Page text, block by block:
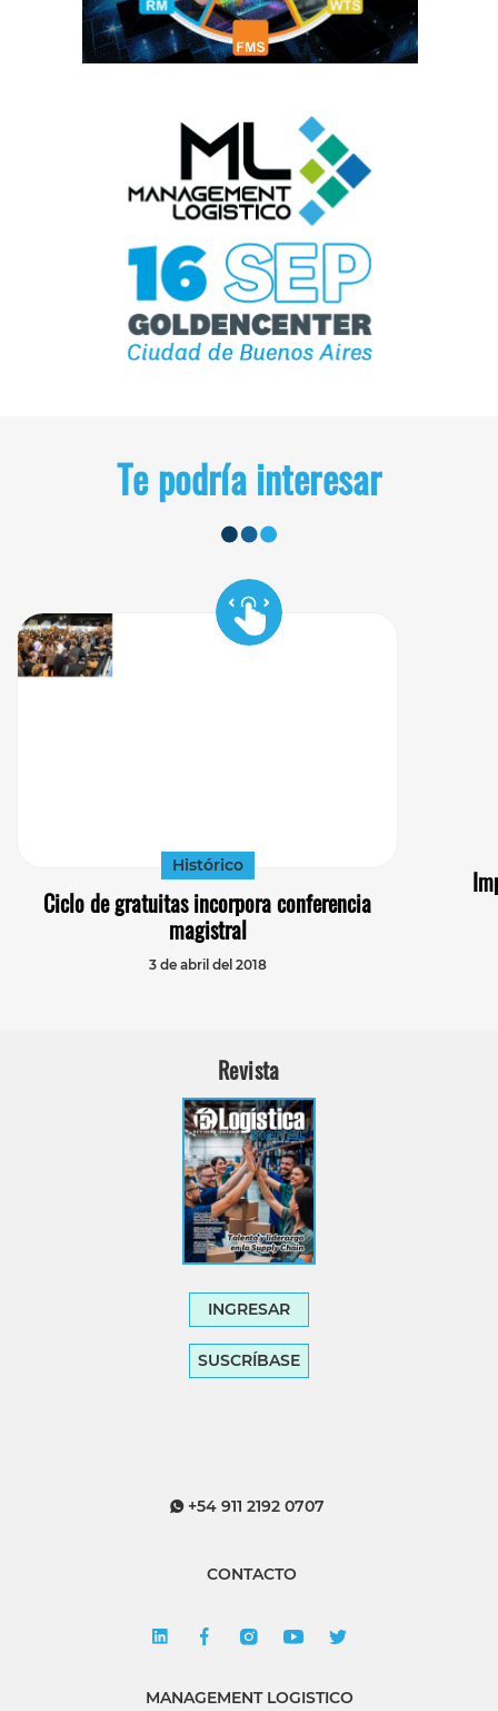
Te podría interesar
Histórico
Ciclo de gratuitas incorpora conferencia
magistral
3 de abril del 2018
Revista
INGRESAR
SUSCRÍBASE
+54 911 2192 0707
CONTACTO
MANAGEMENT LOGISTICO